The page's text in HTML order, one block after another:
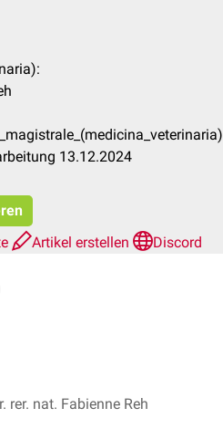
13.12.2024
Artikel erstellen Discord
rer. nat. Fabienne Reh